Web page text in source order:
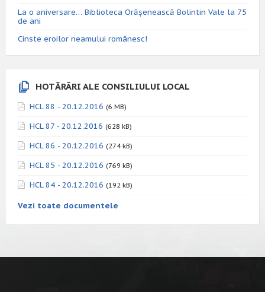
La o aniversare… Biblioteca Orăşenească Bolintin Vale la 75
de ani
Cinste eroilor neamului românesc!
HOTĂRÂRI ALE CONSILIULUI LOCAL
HCL 88 - 20.12.2016 (6 MB)
HCL 87 - 20.12.2016 (628 kB)
HCL 86 - 20.12.2016 (274 kB)
HCL 85 - 20.12.2016 (769 kB)
HCL 84 - 20.12.2016 (192 kB)
Vezi toate documentele